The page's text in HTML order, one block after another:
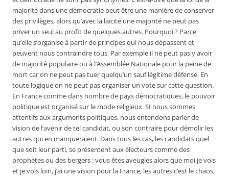
majorité dans une démocratie peut être une manière de conserver
des privilèges, alors qu’avec la laïcité une majorité ne peut pas
priver un seul au profit de quelques autres. Pourquoi ? Parce
qu’elle s’organise à partir de principes qui nous dépassent et
peuvent nous contraindre tous. Par exemple il ne peut pas y avoir
de majorité populaire ou à l’Assemblée Nationale pour la peine de
mort car on ne peut pas tuer quelqu’un sauf légitime défense. En
toute logique on ne peut pas organiser un vote sur cette question.
En France comme dans nombre de pays démocratiques, le pouvoir
politique est organisé sur le mode religieux. SI nous sommes
attentifs aux arguments politiques, nous entendons parler de
vision de l’avenir de tel candidat, ou son contraire pour démolir les
autres qui en manqueraient. Dans tous les cas, les candidats quel
que soit leur parti, se présentent aux électeurs comme des
prophètes ou des bergers : vous êtes aveugles alors que moi je vois
et je vois loin, j’ai une vision pour la France, les autres c’est le chaos,